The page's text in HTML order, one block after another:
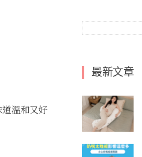
道溫和又好
最新文章